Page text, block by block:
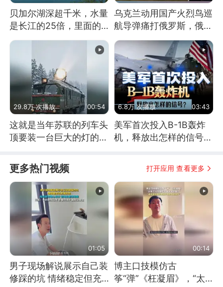
贝加尔湖深超千米，水量
是长江的25倍，里面的
鱼究竟有多大？
乌克兰动用国产火烈鸟巡
航导弹痛打俄罗斯，俄军
为什么没能拦截？
29.8万 次播放 00:54
这就是当年苏联的列车头
顶要装一台巨大的灯的原
6.8万 次播放 03:43
美军首次投入B-1B轰炸
机，释放出怎样的信号？
更多热门视频 打开应用 查看更多
01:05
男子现场解说展示自己装
修踩的坑 情绪稳定但充
00:14
博主口技模仿古
筝“弹”《枉凝眉》，“太